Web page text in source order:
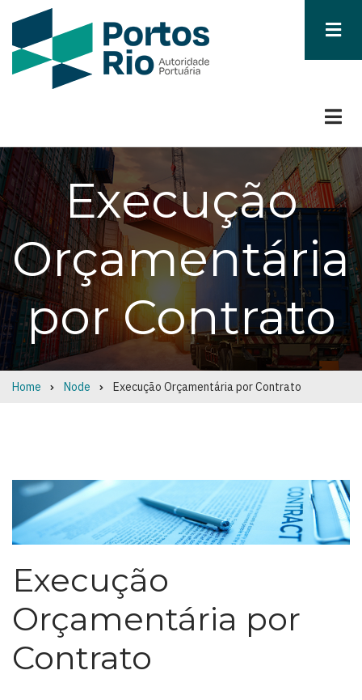
Execução
Orçamentária
por Contrato
Breadcrumb
Home Node Execução Orçamentária por Contrato
Execução
Orçamentária por
Contrato